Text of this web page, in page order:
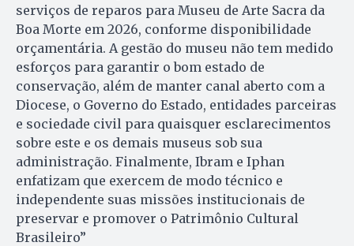
serviços de reparos para Museu de Arte Sacra da
Boa Morte em 2026, conforme disponibilidade
orçamentária. A gestão do museu não tem medido
esforços para garantir o bom estado de
conservação, além de manter canal aberto com a
Diocese, o Governo do Estado, entidades parceiras
e sociedade civil para quaisquer esclarecimentos
sobre este e os demais museus sob sua
administração. Finalmente, Ibram e Iphan
enfatizam que exercem de modo técnico e
independente suas missões institucionais de
preservar e promover o Patrimônio Cultural
Brasileiro”